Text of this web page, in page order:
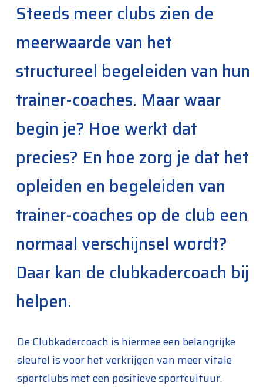
Steeds meer clubs zien de
meerwaarde van het
structureel begeleiden van hun
trainer-coaches. Maar waar
begin je? Hoe werkt dat
precies? En hoe zorg je dat het
opleiden en begeleiden van
trainer-coaches op de club een
normaal verschijnsel wordt?
Daar kan de clubkadercoach bij
helpen.
De Clubkadercoach is hiermee een belangrijke
sleutel is voor het verkrijgen van meer vitale
sportclubs met een positieve sportcultuur.